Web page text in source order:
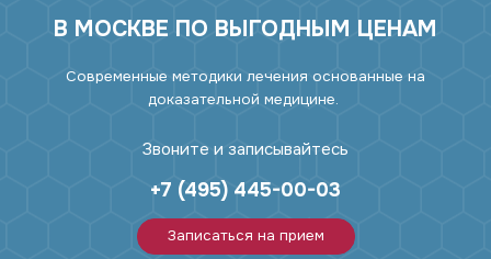
В МОСКВЕ ПО ВЫГОДНЫМ ЦЕНАМ
Современные методики лечения основанные на
доказательной медицине.
Звоните и записывайтесь
+7 (495) 445-00-03
Записаться на прием